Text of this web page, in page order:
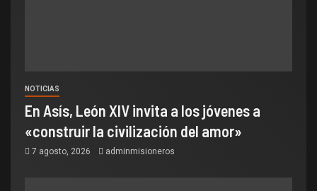
NOTICIAS
En Asís, León XIV invita a los jóvenes a
«construir la civilización del amor»
7 agosto, 2026 adminmisioneros